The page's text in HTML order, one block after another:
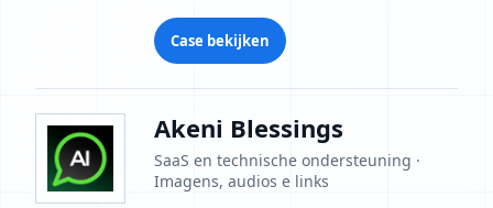
Case bekijken
Akeni Blessings
SaaS en technische ondersteuning ·
Imagens, audios e links